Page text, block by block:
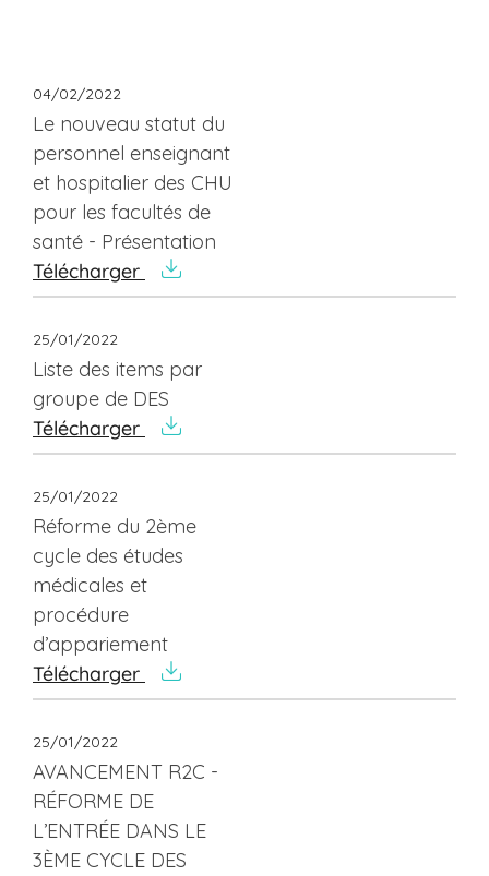
04/02/2022
Le nouveau statut du
personnel enseignant
et hospitalier des CHU
pour les facultés de
santé - Présentation
Télécharger
25/01/2022
Liste des items par
groupe de DES
Télécharger
25/01/2022
Réforme du 2ème
cycle des études
médicales et
procédure
d’appariement
Télécharger
25/01/2022
AVANCEMENT R2C -
RÉFORME DE
L’ENTRÉE DANS LE
3ÈME CYCLE DES